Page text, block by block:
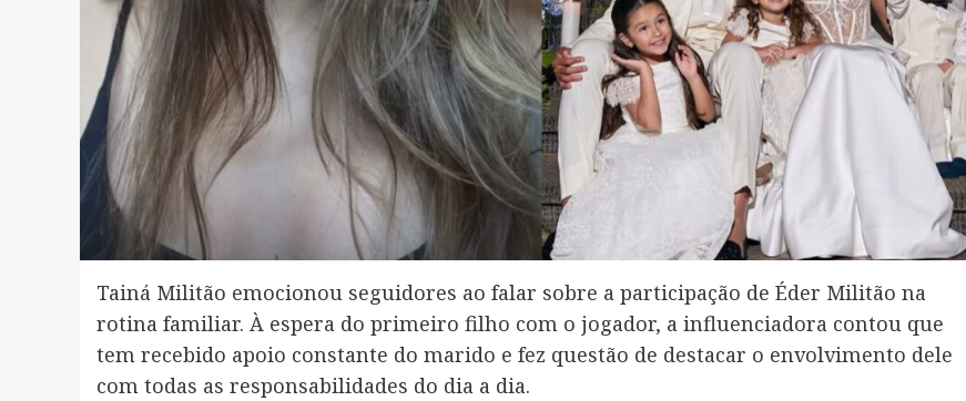
Tainá Militão emocionou seguidores ao falar sobre a participação de Éder Militão na
rotina familiar. À espera do primeiro filho com o jogador, a influenciadora contou que
tem recebido apoio constante do marido e fez questão de destacar o envolvimento dele
com todas as responsabilidades do dia a dia.